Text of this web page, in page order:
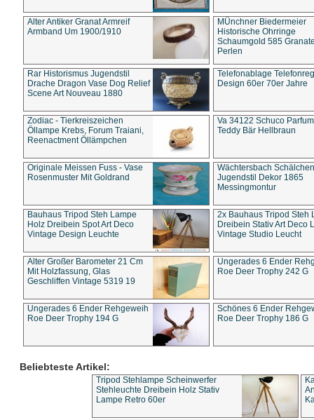
Alter Antiker Granat Armreif
Armband Um 1900/1910
MÜnchner Biedermeier
Historische Ohrringe
Schaumgold 585
Perlen
Rar Historismus Jugendstil
Drache Dragon Vase Dog Relief
Scene Art Nouveau 1880
Telefonablage
Design 60er 70er Jahre
Zodiac - Tierkreiszeichen
Öllampe Krebs, Forum Traiani,
Reenactment Öllämpchen
Va 34122 Schuco
Teddy Bär Hellbraun
Originale Meissen Fuss - Vase
Rosenmuster Mit Goldrand
Wächtersbach Schälchen
Jugendstil Dekor 1865
Messingmontur
Bauhaus Tripod Steh Lampe
Holz Dreibein Spot Art Deco
Vintage Design Leuchte
2x Bauhaus Tripod Steh
Dreibein Stativ Art Deco
Vintage Studio Leucht
Alter Großer Barometer 21 Cm
Mit Holzfassung, Glas
Geschliffen Vintage 5319 19
Ungerades 6 Ender
Roe Deer Trophy 242 G
Ungerades 6 Ender Rehgeweih
Roe Deer Trophy 194 G
Schönes 6 Ender
Roe Deer Trophy 186 G
Beliebteste Artikel:
Tripod Stehlampe Scheinwerfer
Stehleuchte Dreibein Holz Stativ
Lampe Retro 60er